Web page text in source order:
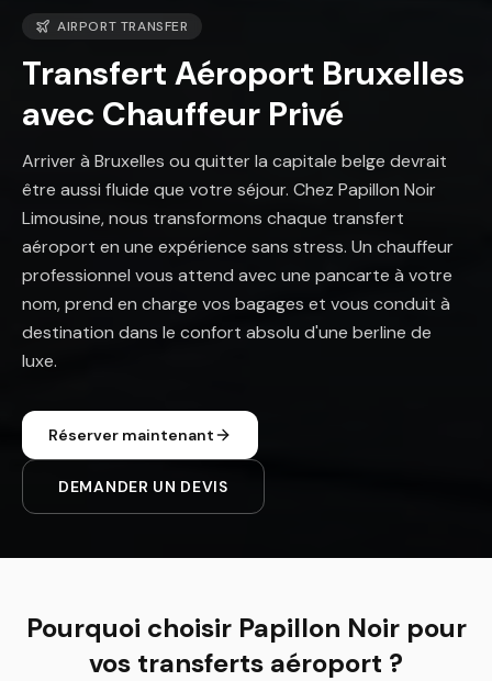
AIRPORT TRANSFER
Transfert Aéroport Bruxelles
avec Chauffeur Privé
Arriver à Bruxelles ou quitter la capitale belge devrait
être aussi fluide que votre séjour. Chez Papillon Noir
Limousine, nous transformons chaque transfert
aéroport en une expérience sans stress. Un chauffeur
professionnel vous attend avec une pancarte à votre
nom, prend en charge vos bagages et vous conduit à
destination dans le confort absolu d'une berline de
luxe.
Réserver maintenant
DEMANDER UN DEVIS
Pourquoi choisir Papillon Noir pour
vos transferts aéroport ?